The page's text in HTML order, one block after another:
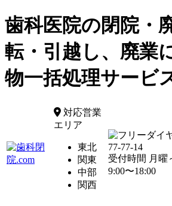
歯科医院の閉院・
転・引越し、廃業
物一括処理サービ
対応営業
エリア
東北
関東
中部
関西
77-77-14
受付時間 月曜
9:00〜18:00